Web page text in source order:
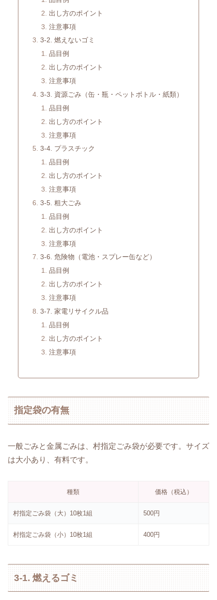
出し方のポイント
注意事項
3-2. 燃えないゴミ
品目例
出し方のポイント
注意事項
3-3. 資源ごみ（缶・瓶・ペットボトル・紙類）
品目例
出し方のポイント
注意事項
3-4. プラスチック
品目例
出し方のポイント
注意事項
3-5. 粗大ごみ
品目例
出し方のポイント
注意事項
3-6. 危険物（電池・スプレー缶など）
品目例
出し方のポイント
注意事項
3-7. 家電リサイクル品
品目例
出し方のポイント
注意事項
指定袋の有無
一般ごみと金属ごみは、村指定ごみ袋が必要です。サイズ
は大小あり、有料です。
種類 価格（税込）
村指定ごみ袋（大）10枚1組 500円
村指定ごみ袋（小）10枚1組 400円
3-1. 燃えるゴミ